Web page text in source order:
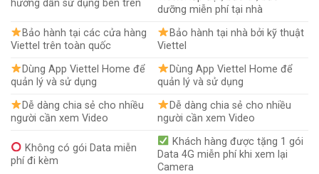
hướng dẫn sử dụng bên trên
dưỡng miễn phí tại nhà
Bảo hành tại các cửa hàng
Viettel trên toàn quốc
Bảo hành tại nhà bởi kỹ thuật
Viettel
Dùng App Viettel Home để
quản lý và sử dụng
Dùng App Viettel Home để
quản lý và sử dụng
Dễ dàng chia sẻ cho nhiều
người cần xem Video
Dễ dàng chia sẻ cho nhiều
người cần xem Video
Không có gói Data miễn
phí đi kèm
Khách hàng được tặng 1 gói
Data 4G miễn phí khi xem lại
Camera